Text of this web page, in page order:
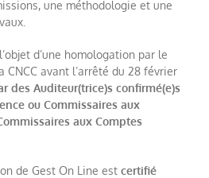
une méthodologie et une
d’une homologation par le
CNCC avant l’arrêté du 28 février
des Auditeur(trice)s confirmé(e)s
ou Commissaires aux
aux Comptes
de Gest On Line est certifié